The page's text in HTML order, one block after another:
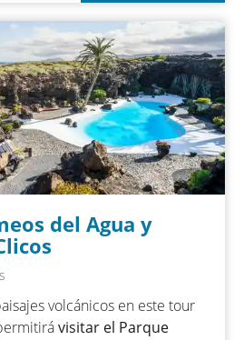
del Agua y
volcánicos en este tour
visitar el Parque